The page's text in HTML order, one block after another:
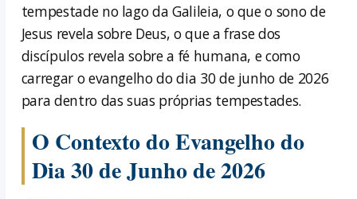
tempestade no lago da Galileia, o que o sono de
Jesus revela sobre Deus, o que a frase dos
discípulos revela sobre a fé humana, e como
carregar o evangelho do dia 30 de junho de 2026
para dentro das suas próprias tempestades.
O Contexto do Evangelho do
Dia 30 de Junho de 2026